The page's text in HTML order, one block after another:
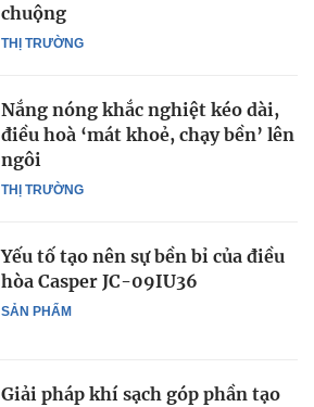
THỊ TRƯỜNG
chuộng
THỊ TRƯỜNG
Nắng nóng khắc nghiệt kéo dài,
điều hoà ‘mát khoẻ, chạy bền’ lên
ngôi
SẢN PHẨM
Yếu tố tạo nên sự bền bỉ của điều
hòa Casper JC-09IU36
Giải pháp khí sạch góp phần tạo